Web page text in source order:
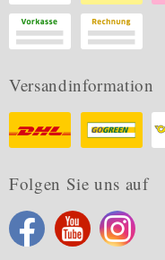
Versandinformation
Folgen Sie uns auf